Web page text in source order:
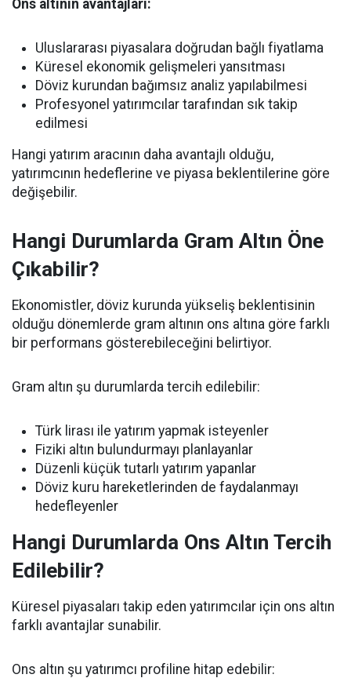
Ons altının avantajları:
Uluslararası piyasalara doğrudan bağlı fiyatlama
Küresel ekonomik gelişmeleri yansıtması
Döviz kurundan bağımsız analiz yapılabilmesi
Profesyonel yatırımcılar tarafından sık takip
edilmesi
Hangi yatırım aracının daha avantajlı olduğu,
yatırımcının hedeflerine ve piyasa beklentilerine göre
değişebilir.
Hangi Durumlarda Gram Altın Öne
Çıkabilir?
Ekonomistler, döviz kurunda yükseliş beklentisinin
olduğu dönemlerde gram altının ons altına göre farklı
bir performans gösterebileceğini belirtiyor.
Gram altın şu durumlarda tercih edilebilir:
Türk lirası ile yatırım yapmak isteyenler
Fiziki altın bulundurmayı planlayanlar
Düzenli küçük tutarlı yatırım yapanlar
Döviz kuru hareketlerinden de faydalanmayı
hedefleyenler
Hangi Durumlarda Ons Altın Tercih
Edilebilir?
Küresel piyasaları takip eden yatırımcılar için ons altın
farklı avantajlar sunabilir.
Ons altın şu yatırımcı profiline hitap edebilir: